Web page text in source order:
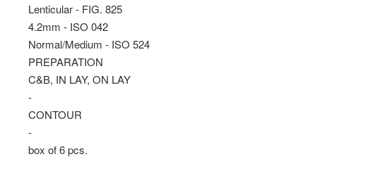
Lenticular - FIG. 825
4.2mm - ISO 042
Normal/Medium - ISO 524
PREPARATION
C&B, IN LAY, ON LAY
-
CONTOUR
-
box of 6 pcs.